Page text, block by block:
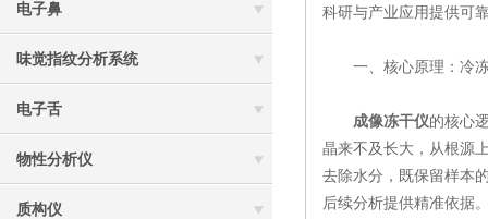
电子鼻
味觉指纹分析系统
电子舌
物性分析仪
质构仪
科研与产业应用提供可
一、核心原理：冷冻
成像冻干仪的核心
晶来不及长大，从根源
去除水分，既保留样本
后续分析提供精准依据